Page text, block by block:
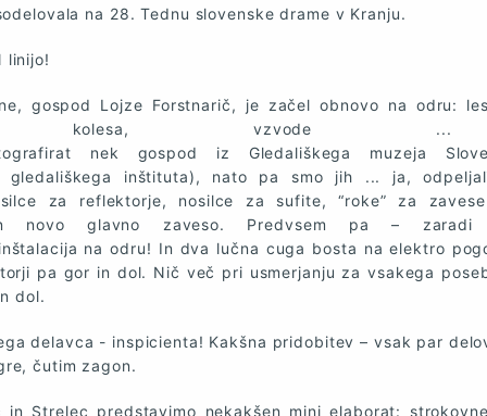
na 28. Tednu slovenske drame v Kranju.
linijo!
gospod Lojze Forstnarič, je začel obnovo na odru:
kolesa, vzvode
nek gospod iz Gledališkega muzeja
gledališkega inštituta), nato pa smo jih ... ja,
za reflektorje, nosilce za sufite, “roke” za
novo glavno zaveso. Predvsem pa – zaradi
na odru! In dva lučna cuga bosta na elektro
pa gor in dol. Nič več pri usmerjanju za vsakega
dol.
delavca - inspicienta! Kakšna pridobitev – vsak par
čutim zagon.
in Strelec predstavimo nekakšen mini elaborat: